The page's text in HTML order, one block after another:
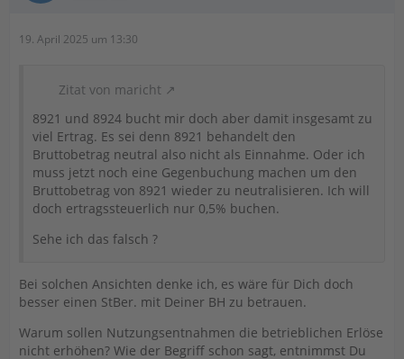
19. April 2025 um 13:30
Zitat von maricht
8921 und 8924 bucht mir doch aber damit insgesamt zu
viel Ertrag. Es sei denn 8921 behandelt den
Bruttobetrag neutral also nicht als Einnahme. Oder ich
muss jetzt noch eine Gegenbuchung machen um den
Bruttobetrag von 8921 wieder zu neutralisieren. Ich will
doch ertragssteuerlich nur 0,5% buchen.
Sehe ich das falsch ?
Bei solchen Ansichten denke ich, es wäre für Dich doch
besser einen StBer. mit Deiner BH zu betrauen.
Warum sollen Nutzungsentnahmen die betrieblichen Erlöse
nicht erhöhen? Wie der Begriff schon sagt, entnimmst Du